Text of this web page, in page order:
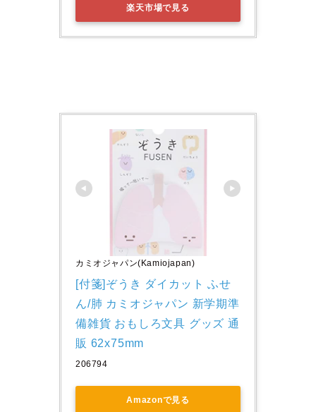
楽天市場で見る
カミオジャパン(Kamiojapan)
[付箋]ぞうき ダイカット ふせ
ん/肺 カミオジャパン 新学期準
備雑貨 おもしろ文具 グッズ 通
販 62x75mm
206794
Amazonで見る